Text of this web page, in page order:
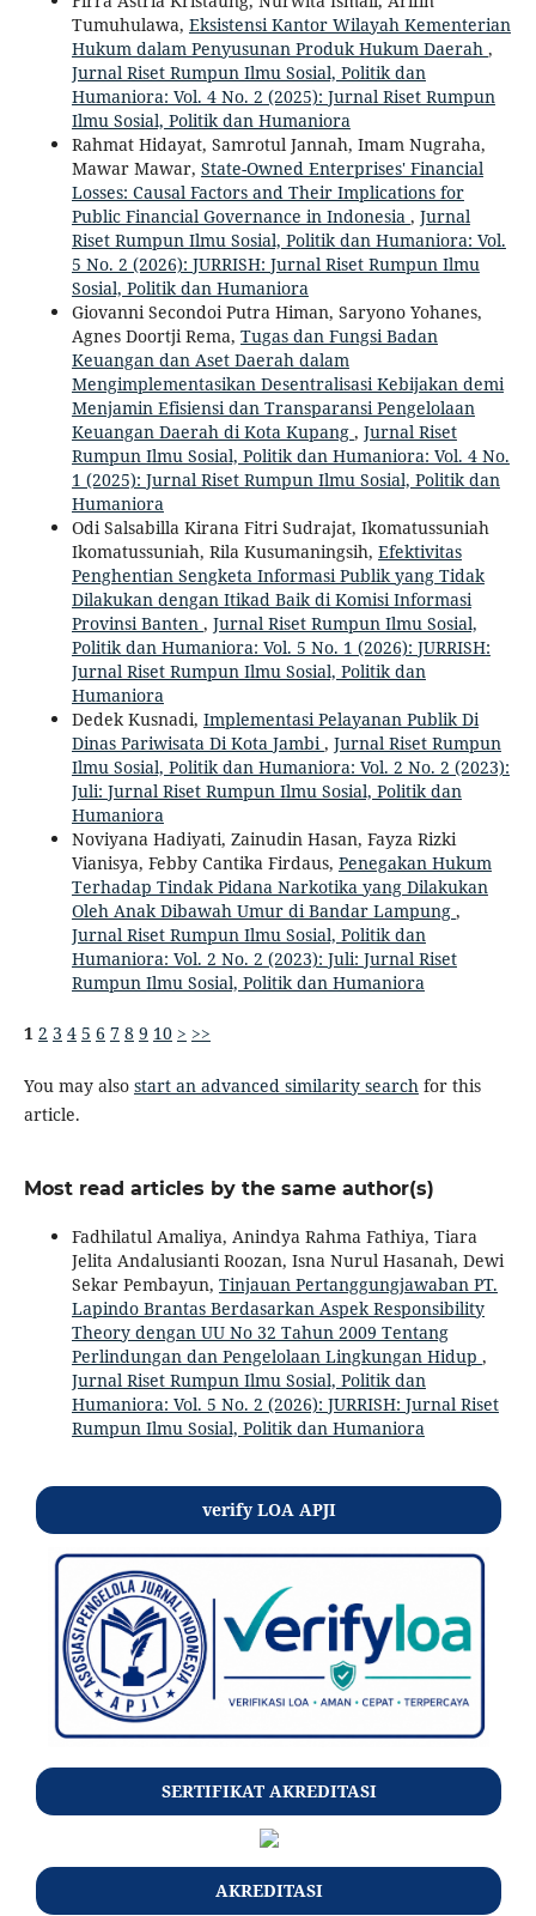
Tumuhulawa, Eksistensi Kantor Wilayah Kementerian
Hukum dalam Penyusunan Produk Hukum Daerah ,
Jurnal Riset Rumpun Ilmu Sosial, Politik dan
Humaniora: Vol. 4 No. 2 (2025): Jurnal Riset Rumpun
Ilmu Sosial, Politik dan Humaniora
Rahmat Hidayat, Samrotul Jannah, Imam Nugraha,
Mawar Mawar, State-Owned Enterprises' Financial
Losses: Causal Factors and Their Implications for
Public Financial Governance in Indonesia , Jurnal
Riset Rumpun Ilmu Sosial, Politik dan Humaniora: Vol.
5 No. 2 (2026): JURRISH: Jurnal Riset Rumpun Ilmu
Sosial, Politik dan Humaniora
Giovanni Secondoi Putra Himan, Saryono Yohanes,
Agnes Doortji Rema, Tugas dan Fungsi Badan
Keuangan dan Aset Daerah dalam
Mengimplementasikan Desentralisasi Kebijakan demi
Menjamin Efisiensi dan Transparansi Pengelolaan
Keuangan Daerah di Kota Kupang , Jurnal Riset
Rumpun Ilmu Sosial, Politik dan Humaniora: Vol. 4 No.
1 (2025): Jurnal Riset Rumpun Ilmu Sosial, Politik dan
Humaniora
Odi Salsabilla Kirana Fitri Sudrajat, Ikomatussuniah
Ikomatussuniah, Rila Kusumaningsih, Efektivitas
Penghentian Sengketa Informasi Publik yang Tidak
Dilakukan dengan Itikad Baik di Komisi Informasi
Provinsi Banten , Jurnal Riset Rumpun Ilmu Sosial,
Politik dan Humaniora: Vol. 5 No. 1 (2026): JURRISH:
Jurnal Riset Rumpun Ilmu Sosial, Politik dan
Humaniora
Dedek Kusnadi, Implementasi Pelayanan Publik Di
Dinas Pariwisata Di Kota Jambi , Jurnal Riset Rumpun
Ilmu Sosial, Politik dan Humaniora: Vol. 2 No. 2 (2023):
Juli: Jurnal Riset Rumpun Ilmu Sosial, Politik dan
Humaniora
Noviyana Hadiyati, Zainudin Hasan, Fayza Rizki
Vianisya, Febby Cantika Firdaus, Penegakan Hukum
Terhadap Tindak Pidana Narkotika yang Dilakukan
Oleh Anak Dibawah Umur di Bandar Lampung ,
Jurnal Riset Rumpun Ilmu Sosial, Politik dan
Humaniora: Vol. 2 No. 2 (2023): Juli: Jurnal Riset
Rumpun Ilmu Sosial, Politik dan Humaniora
1 2 3 4 5 6 7 8 9 10 > >>
You may also start an advanced similarity search for this
article.
Most read articles by the same author(s)
Fadhilatul Amaliya, Anindya Rahma Fathiya, Tiara
Jelita Andalusianti Roozan, Isna Nurul Hasanah, Dewi
Sekar Pembayun, Tinjauan Pertanggungjawaban PT.
Lapindo Brantas Berdasarkan Aspek Responsibility
Theory dengan UU No 32 Tahun 2009 Tentang
Perlindungan dan Pengelolaan Lingkungan Hidup ,
Jurnal Riset Rumpun Ilmu Sosial, Politik dan
Humaniora: Vol. 5 No. 2 (2026): JURRISH: Jurnal Riset
Rumpun Ilmu Sosial, Politik dan Humaniora
verify LOA APJI
SERTIFIKAT AKREDITASI
AKREDITASI